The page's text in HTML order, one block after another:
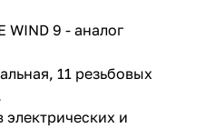
WIND 9 - аналог
11 резьбовых
и